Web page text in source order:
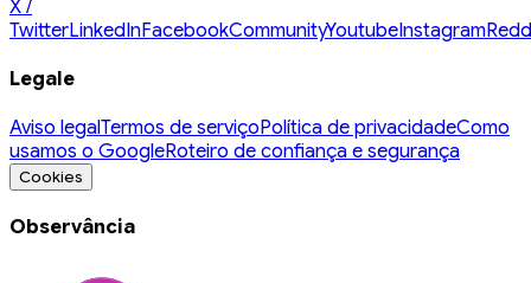
X /
TwitterLinkedInFacebookCommunityYoutubeInstagram
Legale
Aviso legalTermos de serviçoPolítica de privacidadeComo
usamos o GoogleRoteiro de confiança e segurança
Cookies
Observância